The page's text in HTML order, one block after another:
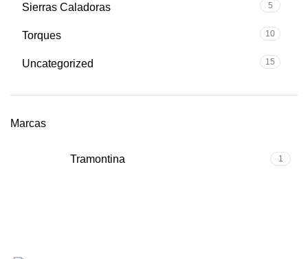
Sierras Caladoras 5
Torques 10
Uncategorized 15
Marcas
Tramontina 1